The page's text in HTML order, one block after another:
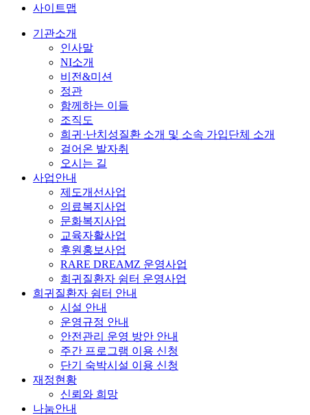
사이트맵
기관소개
인사말
NI소개
비전&미션
정관
함께하는 이들
조직도
희귀·난치성질환 소개 및 소속 가입단체 소개
걸어온 발자취
오시는 길
사업안내
제도개선사업
의료복지사업
문화복지사업
교육자활사업
후원홍보사업
RARE DREAMZ 운영사업
희귀질환자 쉼터 운영사업
희귀질환자 쉼터 안내
시설 안내
운영규정 안내
안전관리 운영 방안 안내
주간 프로그램 이용 신청
단기 숙박시설 이용 신청
재정현황
신뢰와 희망
나눔안내